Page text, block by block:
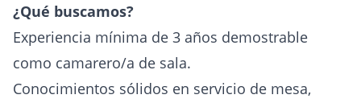
¿Qué buscamos?
Experiencia mínima de 3 años demostrable
como camarero/a de sala.
Conocimientos sólidos en servicio de mesa,